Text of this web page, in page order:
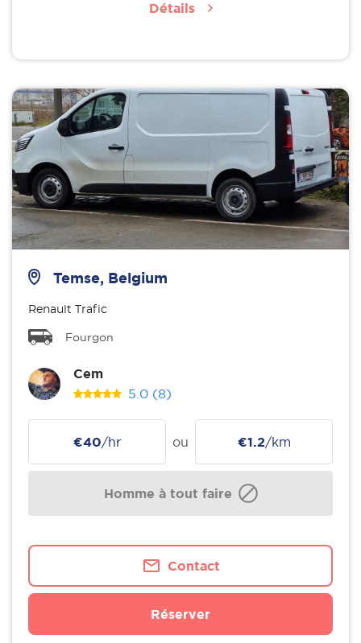
Détails
Temse, Belgium
Renault Trafic
Fourgon
Cem
5.0 (8)
€40/hr ou €1.2/km
Homme à tout faire
Contact
Réserver